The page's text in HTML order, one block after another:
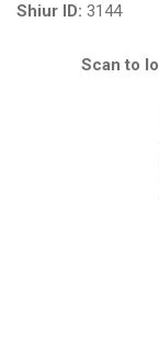
Shiur ID: 3144
Scan to